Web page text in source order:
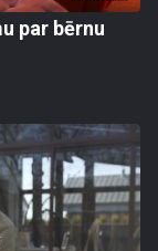
par bērnu